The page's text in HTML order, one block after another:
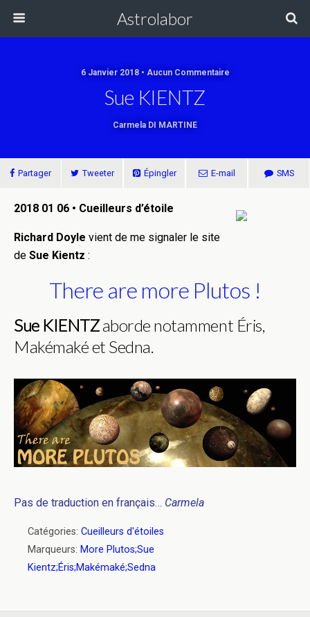
Astrolabor
6 Janvier 2018 • Aucun Commentaire
Sue KIENTZ
Carmela DI MARTINE
Partager Tweeter Épingler E-mail SMS
2018 01 06 • Cueilleurs d’étoile
Richard Doyle vient de me signaler le site
de Sue Kientz :
There are more Plutos !
Sue KIENTZaborde notamment Éris,
Makémaké et Sedna.
Pas de traduction en français… Carmela
Catégories: Cueilleurs d'étoiles
Marqueurs: More Plutos;Sue
Kientz;Éris;Makémaké;Sedna